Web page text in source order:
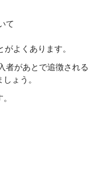
て
よくあります。
者があとで追徴される
ょう。